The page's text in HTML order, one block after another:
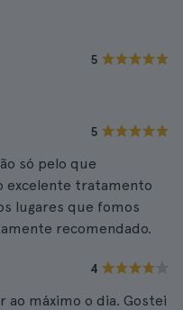
5
5
só pelo que
excelente tratamento
lugares que fomos
recomendado.
4
ao máximo o dia. Gostei